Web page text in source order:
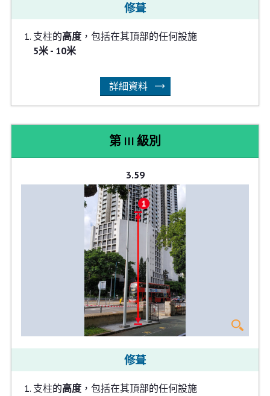
修葺
支柱的高度，包括在其頂部的任何設施
5米 - 10米
詳細資料
第 III 級別
3.59
修葺
支柱的高度，包括在其頂部的任何設施